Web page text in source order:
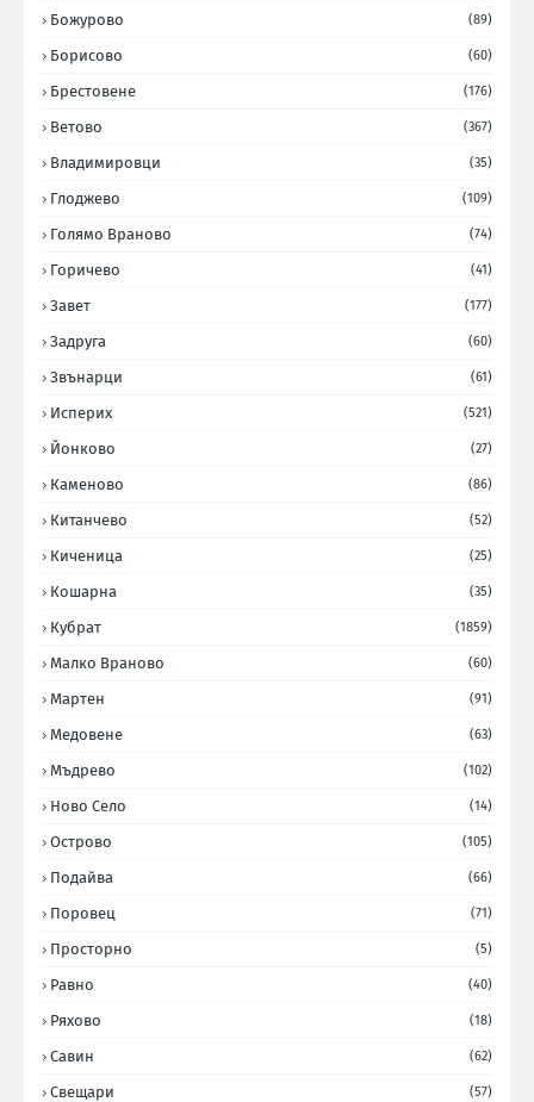
Божурово (89)
Борисово (60)
Брестовене (176)
Ветово (367)
Владимировци (35)
Глоджево (109)
Голямо Враново (74)
Горичево (41)
Завет (177)
Задруга (60)
Звънарци (61)
Исперих (521)
Йонково (27)
Каменово (86)
Китанчево (52)
Киченица (25)
Кошарна (35)
Кубрат (1859)
Малко Враново (60)
Мартен (91)
Медовене (63)
Мъдрево (102)
Ново Село (14)
Острово (105)
Подайва (66)
Поровец (71)
Просторно (5)
Равно (40)
Ряхово (18)
Савин (62)
Свещари (57)